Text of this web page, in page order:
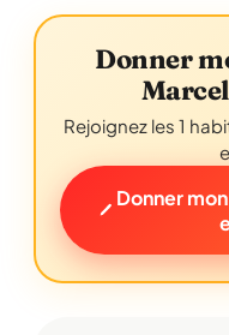
Donner
Rejoignez les 1
Donner